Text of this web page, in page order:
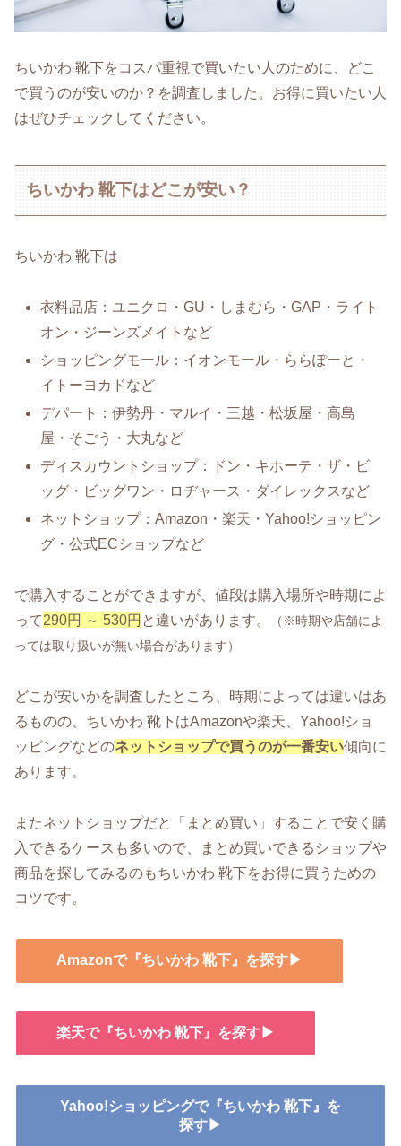
ちいかわ 靴下をコスパ重視で買いたい人のために、どこ
で買うのが安いのか？を調査しました。お得に買いたい人
はぜひチェックしてください。
ちいかわ 靴下はどこが安い？
ちいかわ 靴下は
衣料品店：ユニクロ・GU・しまむら・GAP・ライト
オン・ジーンズメイトなど
ショッピングモール：イオンモール・ららぽーと・
イトーヨカドなど
デパート：伊勢丹・マルイ・三越・松坂屋・高島
屋・そごう・大丸など
ディスカウントショップ：ドン・キホーテ・ザ・ビ
ッグ・ビッグワン・ロヂャース・ダイレックスなど
ネットショップ：Amazon・楽天・Yahoo!ショッピン
グ・公式ECショップなど
で購入することができますが、値段は購入場所や時期によ
って290円 ～ 530円 と違いがあります。
（※時期や店舗によ
っては取り扱いが無い場合があります）
どこが安いかを調査したところ、時期によっては違いはあ
るものの、ちいかわ 靴下はAmazonや楽天、Yahoo!ショ
ッピングなどのネットショップで買うのが一番安い傾向に
あります。
またネットショップだと「まとめ買い」することで安く購
入できるケースも多いので、まとめ買いできるショップや
商品を探してみるのもちいかわ 靴下をお得に買うための
コツです。
Amazonで『ちいかわ 靴下』を探す▶
楽天で『ちいかわ 靴下』を探す▶
Yahoo!ショッピングで『ちいかわ 靴下』を
探す▶